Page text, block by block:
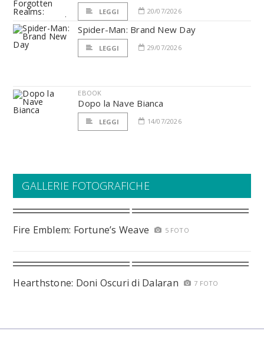
LEGGI 20/07/2026
Spider-Man: Brand New Day
LEGGI 29/07/2026
EBOOK
Dopo la Nave Bianca
LEGGI 14/07/2026
GALLERIE FOTOGRAFICHE
Fire Emblem: Fortune’s Weave 5 FOTO
Hearthstone: Doni Oscuri di Dalaran 7 FOTO